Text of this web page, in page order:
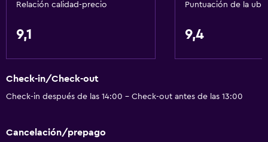
Relación calidad-precio
9,1
Puntuación de la
9,4
Check-in/Check-out
Check-in después de las 14:00 - Check-out antes de las 13:00
Cancelación/prepago